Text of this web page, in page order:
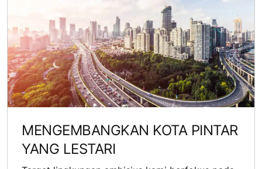
MENGEMBANGKAN KOTA PINTAR
YANG LESTARI